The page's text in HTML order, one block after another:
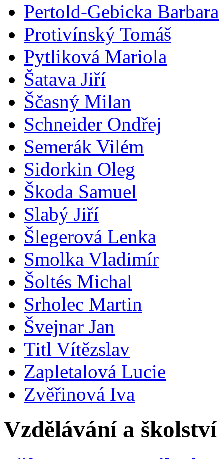
Pertold-Gebicka Barbara
Protivínský Tomáš
Pytliková Mariola
Šatava Jiří
Ščasný Milan
Schneider Ondřej
Semerák Vilém
Sidorkin Oleg
Škoda Samuel
Slabý Jiří
Šlegerová Lenka
Smolka Vladimír
Šoltés Michal
Srholec Martin
Švejnar Jan
Titl Vítězslav
Zapletalová Lucie
Zvěřinová Iva
Vzdělávání a školství